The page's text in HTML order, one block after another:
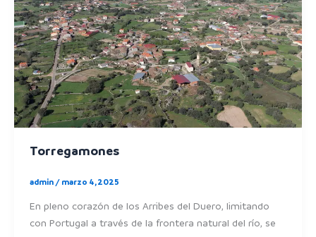
Torregamones
admin / marzo 4, 2025
En pleno corazón de los Arribes del Duero, limitando
con Portugal a través de la frontera natural del río, se